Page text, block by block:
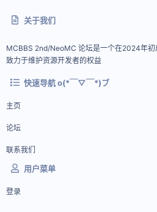
关于我们
MCBBS 2nd/NeoMC 论坛是一个在2024年初
致力于维护资源开发者的权益
快速导航 o(*￣▽￣*)ブ
主页
论坛
联系我们
用户菜单
登录